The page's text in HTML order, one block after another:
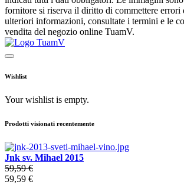
fornitore si riserva il diritto di commettere errori
ulteriori informazioni, consultate i termini e le
vendita del negozio online TuamV.
Wishlist
Your wishlist is empty.
Prodotti visionati recentemente
Jnk sv. Mihael 2015
59,59 €
59,59 €